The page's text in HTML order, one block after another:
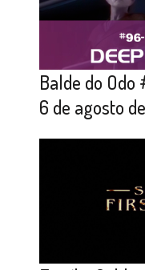
Balde do
6 de agosto